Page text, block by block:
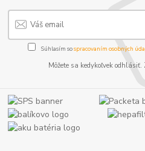
Súhlasím sospracovaním osobných
Môžete sa kedykoľvek